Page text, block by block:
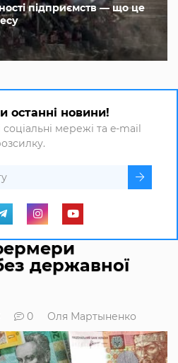
підприємств — що це
останні новини!
мережі та e-mail
державної
0 Оля Мартыненко